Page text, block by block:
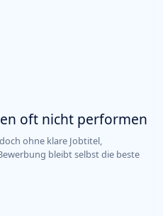
oft nicht performen
ohne klare Jobtitel,
bleibt selbst die beste